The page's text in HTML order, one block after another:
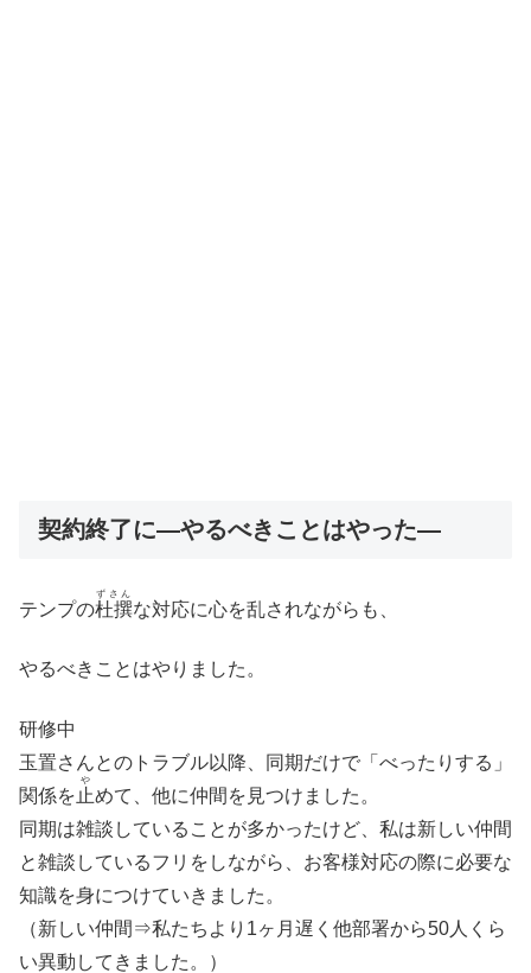
契約終了に―やるべきことはやった―
テンプの杜撰
ずさん
な対応に心を乱されながらも、
やるべきことはやりました。
研修中
玉置さんとのトラブル以降、同期だけで「べったりする」
関係を 止
や
めて、他に仲間を見つけました。
同期は雑談していることが多かったけど、私は新しい仲間
と雑談しているフリをしながら、お客様対応の際に必要な
知識を身につけていきました。
（新しい仲間⇒私たちより1ヶ月遅く他部署から50人くら
い異動してきました。）